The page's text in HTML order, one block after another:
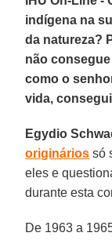
indígena na
da natureza?
não
como o
vida,
Egydio
originários só
eles e
durante esta
De 1963 a